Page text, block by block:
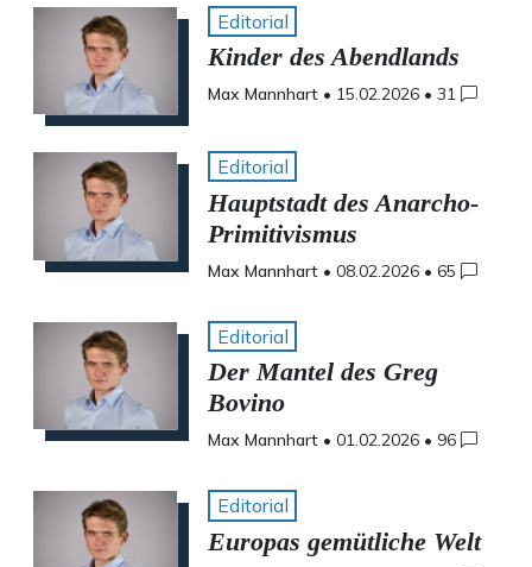
Editorial
Kinder des Abendlands
Max Mannhart • 15.02.2026 • 31
Editorial
Hauptstadt des Anarcho-
Primitivismus
Max Mannhart • 08.02.2026 • 65
Editorial
Der Mantel des Greg
Bovino
Max Mannhart • 01.02.2026 • 96
Editorial
Europas gemütliche Welt